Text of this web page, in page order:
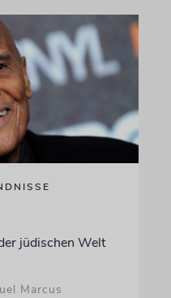
jüdischen Welt
Marcus